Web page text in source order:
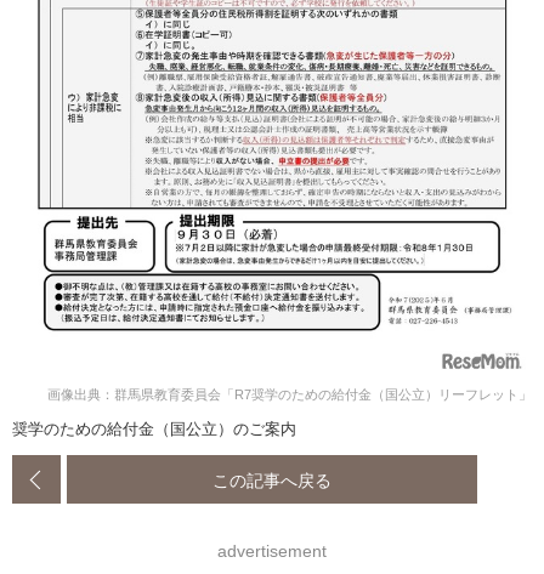
画像出典：群馬県教育委員会「R7奨学のための給付金（国公立）リーフレット」
奨学のための給付金（国公立）のご案内
この記事へ戻る
advertisement